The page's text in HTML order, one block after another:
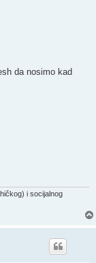
da nosimo kad
i socijalnog